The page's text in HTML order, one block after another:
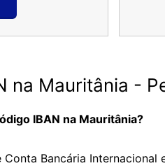
na Mauritânia -
IBAN na Mauritânia?
Conta Bancária